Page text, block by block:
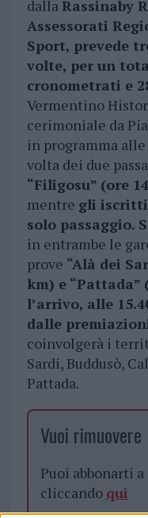
dallaRassinaby
Assessorati
Sport, prevede
volte, per un
cronometrati e
Vermentino
cerimoniale da
in programma
volta dei due
“Filigosu” (ore
mentre gli iscritti
solo passaggio.
in entrambe le
prove “Alà dei
km) e “Pattada”
l’arrivo, alle
dalle
coinvolgerà i
Sardi, Buddusò,
Pattada.
Vuoi
Puoi abbonarti a
cliccando qui